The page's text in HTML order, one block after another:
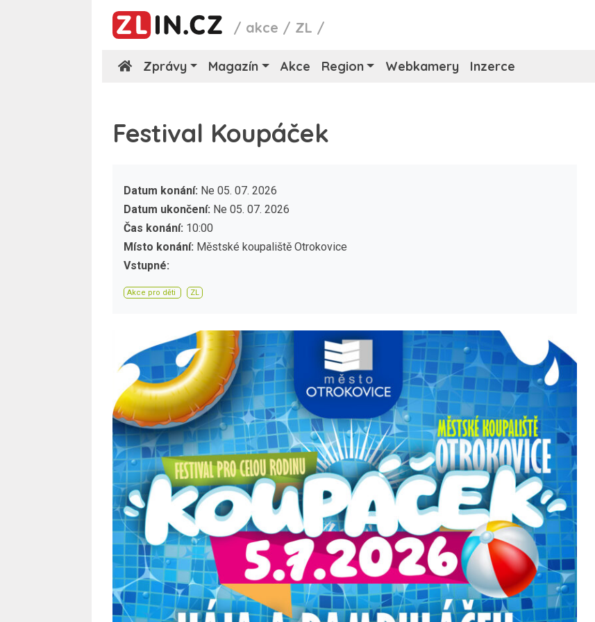
/ akce / ZL /
Zprávy Magazín Akce Region Webkamery Inzerce
Festival Koupáček
Datum konání: Ne 05. 07. 2026
Datum ukončení: Ne 05. 07. 2026
Čas konání: 10:00
Místo konání: Městské koupaliště Otrokovice
Vstupné:
Akce pro děti ZL